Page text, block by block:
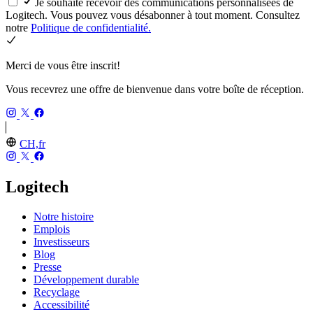
Logitech. Vous pouvez vous désabonner à tout moment. Consultez
notre Politique de confidentialité.
Merci de vous être inscrit!
Vous recevrez une offre de bienvenue dans votre boîte de réception.
CH,fr
Logitech
Notre histoire
Emplois
Investisseurs
Blog
Presse
Développement durable
Recyclage
Accessibilité